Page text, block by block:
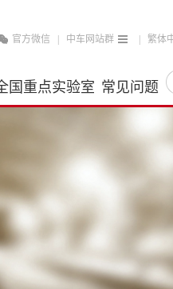
官方微信 中车网站群 繁体
国重点实验室 常见问题